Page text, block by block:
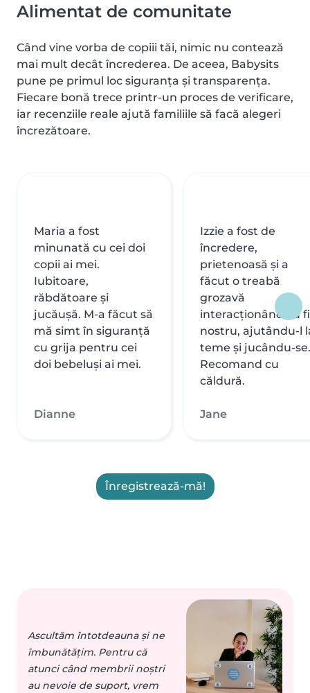
Alimentat de comunitate
Când vine vorba de copiii tăi, nimic nu contează
mai mult decât încrederea. De aceea, Babysits
pune pe primul loc siguranța și transparența.
Fiecare bonă trece printr-un proces de verificare,
iar recenziile reale ajută familiile să facă alegeri
încrezătoare.
Maria a fost
minunată cu cei doi
copii ai mei.
Iubitoare,
răbdătoare și
jucăușă. M-a făcut să
mă simt în siguranță
cu grija pentru cei
doi bebeluși ai mei.
Dianne
Izzie a fost de
încredere,
prietenoasă și a
făcut o treabă
grozavă
interacționând cu
nostru, ajutându-l
teme și jucându-se.
Recomand cu
căldură.
Jane
Înregistrează-mă!
Ascultăm întotdeauna și ne
îmbunătățim. Pentru că
atunci când membrii noștri
au nevoie de suport, vrem